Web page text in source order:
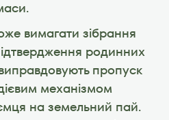
вимагати зібрання
родинних
виправдовують пропуск
механізмом
на земельний пай.